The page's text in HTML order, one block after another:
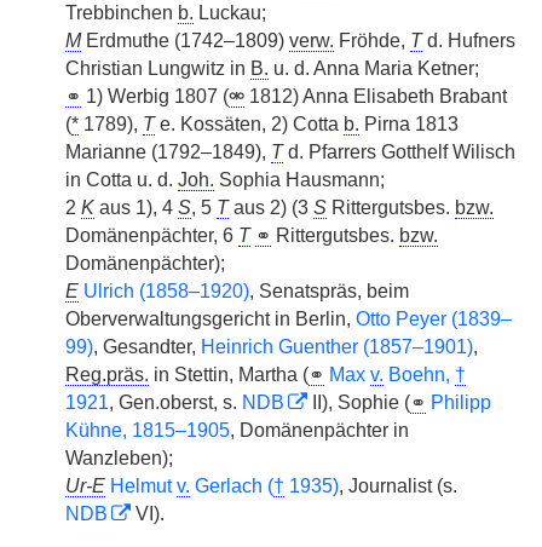
Trebbinchen b. Luckau;
MErdmuthe (1742–1809) verw. Fröhde, Td. Hufners
Christian Lungwitz in B. u. d. Anna Maria Ketner;
⚭ 1) Werbig 1807 (⚮ 1812) Anna Elisabeth Brabant
(* 1789), Te. Kossäten, 2) Cotta b. Pirna 1813
Marianne (1792–1849), Td. Pfarrers Gotthelf Wilisch
in Cotta u. d. Joh. Sophia Hausmann;
2 K aus 1), 4 S, 5 Taus 2) (3 S Rittergutsbes. bzw.
Domänenpächter, 6 T ⚭ Rittergutsbes. bzw.
Domänenpächter);
E Ulrich (1858–1920), Senatspräs, beim
Oberverwaltungsgericht in Berlin, Otto Peyer (1839–
99), Gesandter, Heinrich Guenther (1857–1901),
Reg.präs. in Stettin, Martha (⚭ Max v. Boehn, †
1921, Gen.oberst, s. NDB II), Sophie (⚭ Philipp
Kühne, 1815–1905, Domänenpächter in
Wanzleben);
Ur-E Helmutv. Gerlach († 1935), Journalist (s.
NDB
VI).